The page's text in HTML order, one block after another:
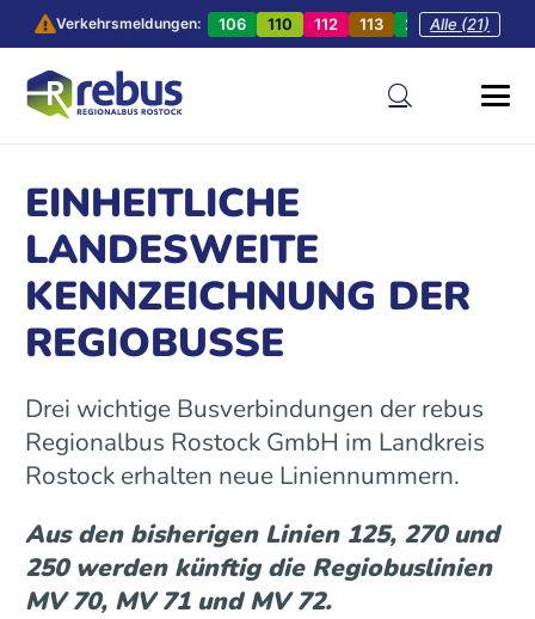
Verkehrsmeldungen: 106 110 112 113 201 202
Alle (21)
EINHEITLICHE
LANDESWEITE
KENNZEICHNUNG DER
REGIOBUSSE
Drei wichtige Busverbindungen der rebus
Regionalbus Rostock GmbH im Landkreis
Rostock erhalten neue Liniennummern.
Aus den bisherigen Linien 125, 270 und
250 werden künftig die Regiobuslinien
MV 70, MV 71 und MV 72.